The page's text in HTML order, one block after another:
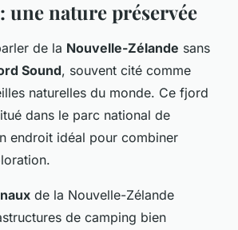
une nature préservée
de la Nouvelle-Zélande sans
Sound, souvent cité comme
naturelles du monde. Ce fjord
dans le parc national de
endroit idéal pour combiner
de la Nouvelle-Zélande
de camping bien